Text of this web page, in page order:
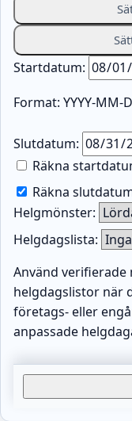
Startdatum:
Format: YYYY-MM-
Slutdatum:
Räkna
Räkna
Helgmönster:
Helgdagslista:
Använd
helgdagslistor när
företags- eller
anpassade